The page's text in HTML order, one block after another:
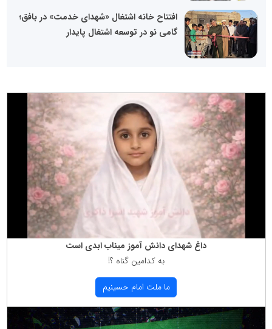
افتتاح خانه اشتغال «شهدای خدمت» در بافق؛
گامی نو در توسعه اشتغال پایدار
داغ شهدای دانش آموز میناب ابدی است
به كدامین گناه ؟!
ما ملت امام حسینیم